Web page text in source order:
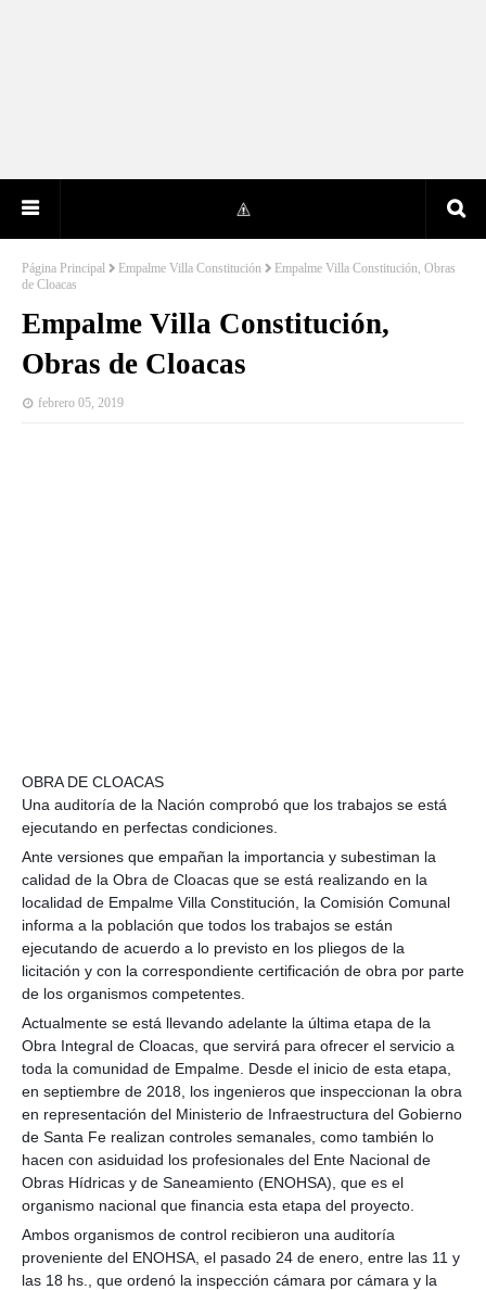
Página Principal Empalme Villa Constitución
Empalme Villa Constitución, Obras
de Cloacas
Empalme Villa Constitución,
Obras de Cloacas
febrero 05, 2019
OBRA DE CLOACAS
Una auditoría de la Nación comprobó que los trabajos se está
ejecutando en perfectas condiciones.
Ante versiones que empañan la importancia y subestiman la
calidad de la Obra de Cloacas que se está realizando en la
localidad de Empalme Villa Constitución, la Comisión Comunal
informa a la población que todos los trabajos se están
ejecutando de acuerdo a lo previsto en los pliegos de la
licitación y con la correspondiente certificación de obra por parte
de los organismos competentes.
Actualmente se está llevando adelante la última etapa de la
Obra Integral de Cloacas, que servirá para ofrecer el servicio a
toda la comunidad de Empalme. Desde el inicio de esta etapa,
en septiembre de 2018, los ingenieros que inspeccionan la obra
en representación del Ministerio de Infraestructura del Gobierno
de Santa Fe realizan controles semanales, como también lo
hacen con asiduidad los profesionales del Ente Nacional de
Obras Hídricas y de Saneamiento (ENOHSA), que es el
organismo nacional que financia esta etapa del proyecto.
Ambos organismos de control recibieron una auditoría
proveniente del ENOHSA, el pasado 24 de enero, entre las 11 y
las 18 hs., que ordenó la inspección cámara por cámara y la